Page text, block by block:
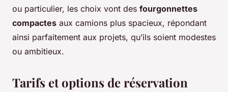
ou particulier, les choix vont des fourgonnettes
compactes aux camions plus spacieux, répondant
ainsi parfaitement aux projets, qu’ils soient modestes
ou ambitieux.
Tarifs et options de réservation